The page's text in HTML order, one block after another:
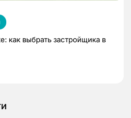
как выбрать застройщика в